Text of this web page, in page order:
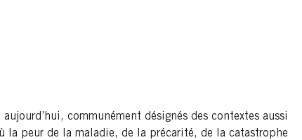
communément désignés des contextes aussi
la peur de la maladie, de la précarité, de la catastrophe